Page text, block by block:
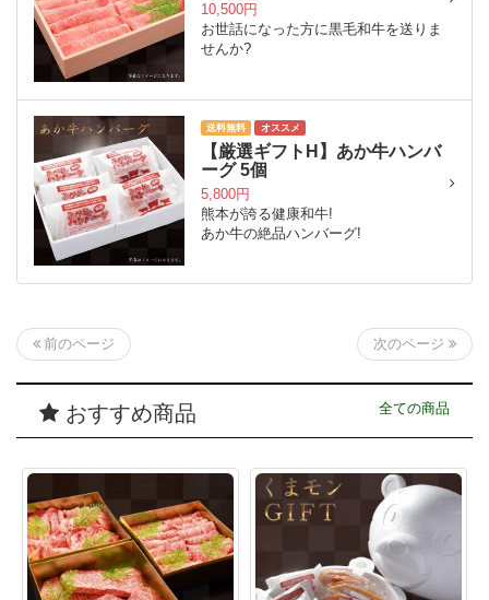
10,500円
お世話になった方に黒毛和牛を送りま
せんか?
送料無料 オススメ
【厳選ギフトH】あか牛ハンバ
ーグ 5個
5,800円
熊本が誇る健康和牛!
あか牛の絶品ハンバーグ!
前のページ 次のページ
おすすめ商品 全ての商品